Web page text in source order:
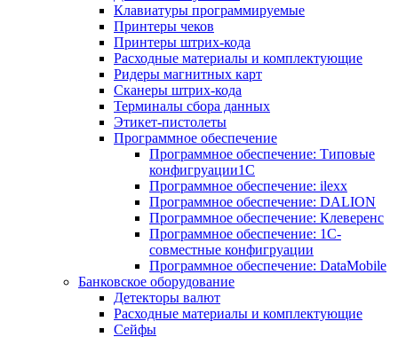
Клавиатуры программируемые
Принтеры чеков
Принтеры штрих-кода
Расходные материалы и комплектующие
Ридеры магнитных карт
Сканеры штрих-кода
Терминалы сбора данных
Этикет-пистолеты
Программное обеспечение
Программное обеспечение: Типовые
конфигруации1С
Программное обеспечение: ilexx
Программное обеспечение: DALION
Программное обеспечение: Клеверенс
Программное обеспечение: 1С-
совместные конфигруации
Программное обеспечение: DataMobile
Банковское оборудование
Детекторы валют
Расходные материалы и комплектующие
Сейфы